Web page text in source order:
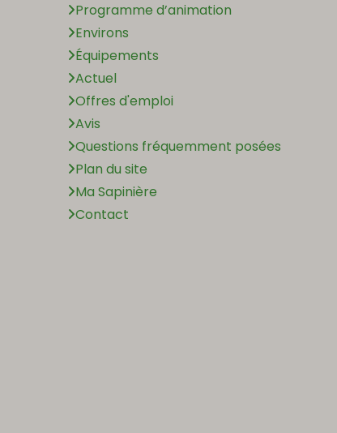
Programme d’animation
Environs
Équipements
Actuel
Offres d'emploi
Avis
Questions fréquemment posées
Plan du site
Ma Sapinière
Contact